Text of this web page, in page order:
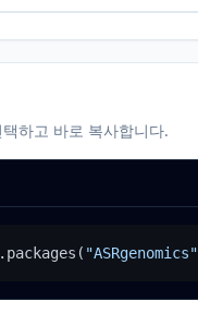
하고 바로 복사합니다.
( "ASRgenomics"